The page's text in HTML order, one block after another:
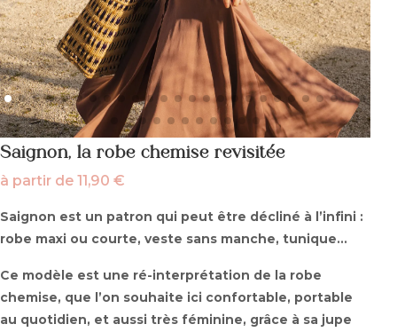
Saignon, la robe chemise revisitée
à partir de 11,90 €
Saignon est un patron qui peut être décliné à l’infini :
robe maxi ou courte, veste sans manche, tunique...
Ce modèle est une ré-interprétation de la robe
chemise, que l’on souhaite ici confortable, portable
au quotidien, et aussi très féminine, grâce à sa jupe